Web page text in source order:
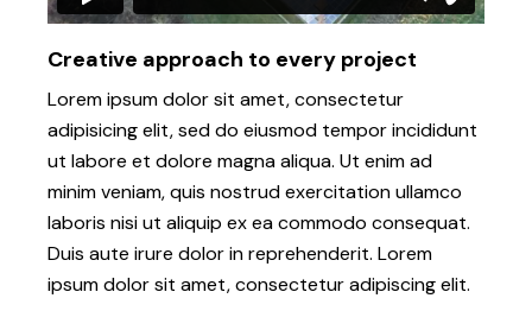
Creative approach to every project
Lorem ipsum dolor sit amet, consectetur
adipisicing elit, sed do eiusmod tempor incididunt
ut labore et dolore magna aliqua. Ut enim ad
minim veniam, quis nostrud exercitation ullamco
laboris nisi ut aliquip ex ea commodo consequat.
Duis aute irure dolor in reprehenderit. Lorem
ipsum dolor sit amet, consectetur adipiscing elit.